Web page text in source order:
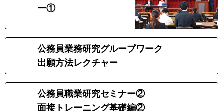
ー①
公務員業務研究グループワーク
出願方法レクチャー
公務員職業研究セミナー②
面接トレーニング基礎編②